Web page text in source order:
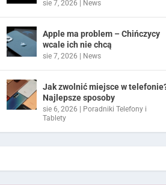
sie 7, 2026 | News
Apple ma problem – Chińczycy
wcale ich nie chcą
sie 7, 2026 | News
Jak zwolnić miejsce w
Najlepsze sposoby
sie 6, 2026 | Poradniki Telefony i
Tablety